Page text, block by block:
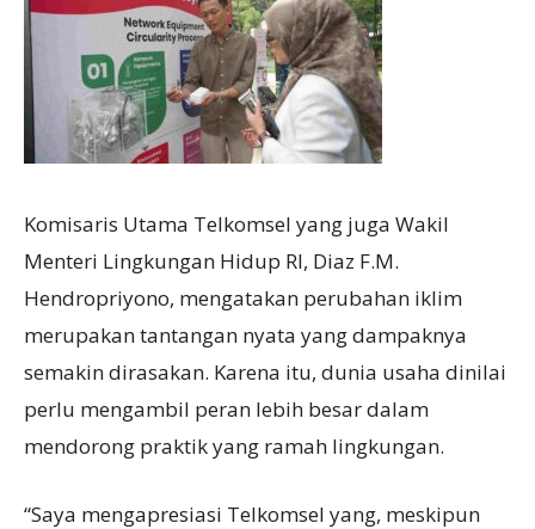
Komisaris Utama Telkomsel yang juga Wakil
Menteri Lingkungan Hidup RI, Diaz F.M.
Hendropriyono, mengatakan perubahan iklim
merupakan tantangan nyata yang dampaknya
semakin dirasakan. Karena itu, dunia usaha dinilai
perlu mengambil peran lebih besar dalam
mendorong praktik yang ramah lingkungan.
“Saya mengapresiasi Telkomsel yang, meskipun